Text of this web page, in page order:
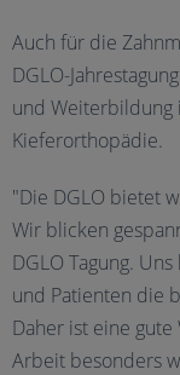
Auch für die
DGLO-
und Weiterbildung
Kieferorthopädie.
"Die DGLO bietet
Wir blicken
DGLO Tagung.
und Patienten die
Daher ist eine
Arbeit besonders